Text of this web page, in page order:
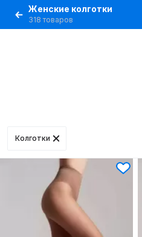
Женские колготки
318 товаров
Колготки